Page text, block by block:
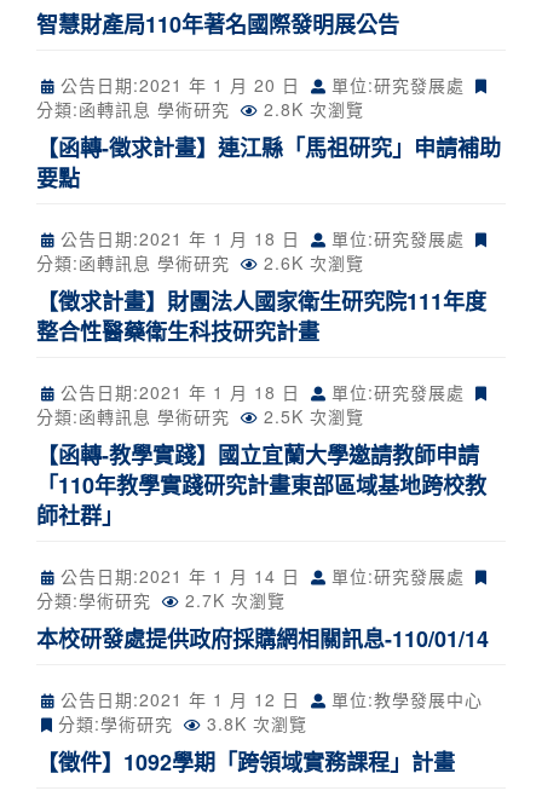
智慧財產局110年著名國際發明展公告
公告日期:2021 年 1 月 20 日
單位:研究發展處
分類:函轉訊息 學術研究 2.8K 次瀏覽
【函轉-徵求計畫】連江縣「馬祖研究」申請補助
要點
公告日期:2021 年 1 月 18 日
單位:研究發展處
分類:函轉訊息 學術研究 2.6K 次瀏覽
【徵求計畫】財團法人國家衛生研究院111年度
整合性醫藥衛生科技研究計畫
公告日期:2021 年 1 月 18 日
單位:研究發展處
分類:函轉訊息 學術研究 2.5K 次瀏覽
【函轉-教學實踐】國立宜蘭大學邀請教師申請
「110年教學實踐研究計畫東部區域基地跨校教
師社群」
公告日期:2021 年 1 月 14 日
單位:研究發展處
分類:學術研究 2.7K 次瀏覽
本校研發處提供政府採購網相關訊息-110/01/14
公告日期:2021 年 1 月 12 日
單位:教學發展中心
分類:學術研究 3.8K 次瀏覽
【徵件】1092學期「跨領域實務課程」計畫